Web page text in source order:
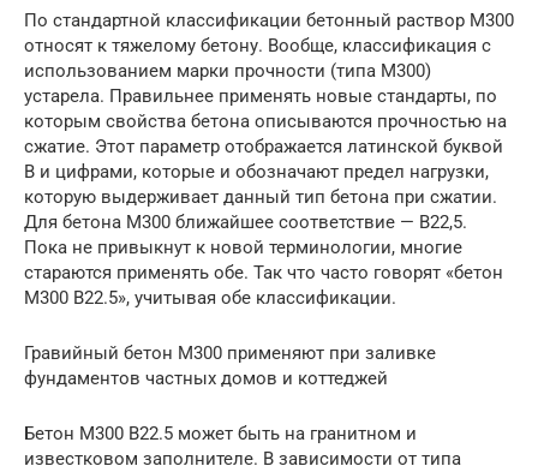
По стандартной классификации бетонный раствор М300
относят к тяжелому бетону. Вообще, классификация с
использованием марки прочности (типа M300)
устарела. Правильнее применять новые стандарты, по
которым свойства бетона описываются прочностью на
сжатие. Этот параметр отображается латинской буквой
B и цифрами, которые и обозначают предел нагрузки,
которую выдерживает данный тип бетона при сжатии.
Для бетона М300 ближайшее соответствие — В22,5.
Пока не привыкнут к новой терминологии, многие
стараются применять обе. Так что часто говорят «бетон
М300 В22.5», учитывая обе классификации.
Гравийный бетон М300 применяют при заливке
фундаментов частных домов и коттеджей
Бетон М300 В22.5 может быть на гранитном и
известковом заполнителе. В зависимости от типа